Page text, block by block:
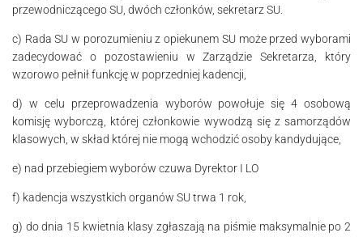
przewodniczącego SU, dwóch członków, sekretarz SU.
c) Rada SU w porozumieniu z opiekunem SU może przed wyborami
zadecydować o pozosta­wie­niu w Zarządzie Sekretarza, który
wzorowo pełnił funkcję w poprzed­niej kadencji,
d) w celu przeprowadzenia wyborów powołuje się 4 osobową
komisję wyborczą, której członkowie wywodzą się z samorządów
klasowych, w skład której nie mogą wchodzić osoby kandydujące,
e) nad przebiegiem wyborów czuwa Dyrektor I LO
f) kadencja wszystkich organów SU trwa 1 rok,
g) do dnia 15 kwietnia klasy zgłaszają na piśmie maksymalnie po 2